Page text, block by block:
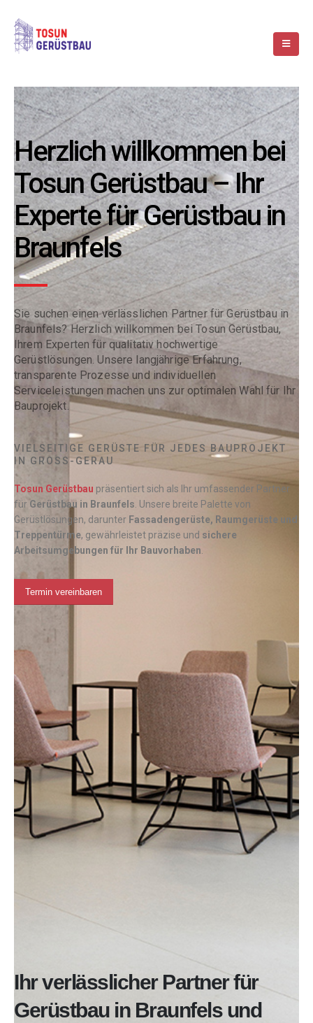
Herzlich willkommen bei
Tosun Gerüstbau – Ihr
Experte für Gerüstbau in
Braunfels
Sie suchen einen verlässlichen Partner für Gerüstbau in
Braunfels? Herzlich willkommen bei Tosun Gerüstbau,
Ihrem Experten für qualitativ hochwertige
Gerüstlösungen. Unsere langjährige Erfahrung,
transparente Prozesse und individuellen
Serviceleistungen machen uns zur optimalen Wahl für Ihr
Bauprojekt.
VIELSEITIGE GERÜSTE FÜR JEDES BAUPROJEKT
IN GROSS-GERAU
Tosun Gerüstbau präsentiert sich als Ihr umfassender Partner
für Gerüstbau in Braunfels . Unsere breite Palette von
Gerüstlösungen, darunter Fassadengerüste, Raumgerüste und
Treppentürme, gewährleistet präzise und sichere
Arbeitsumgebungen für Ihr Bauvorhaben
Termin vereinbaren
Ihr verlässlicher Partner für
Gerüstbau in Braunfels und